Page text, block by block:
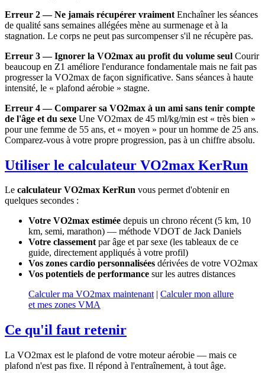
Erreur 2 — Ne jamais récupérer vraiment Enchaîner les séances
de qualité sans semaines allégées mène au surmenage et à la
stagnation. Le corps ne peut pas surcompenser s'il ne récupère pas.
Erreur 3 — Ignorer la VO2max au profit du volume seul Courir
beaucoup en Z1 améliore l'endurance fondamentale mais ne fait pas
progresser la VO2max de façon significative. Sans séances à haute
intensité, le « plafond aérobie » stagne.
Erreur 4 — Comparer sa VO2max à un ami sans tenir compte
de l'âge et du sexe Une VO2max de 45 ml/kg/min est « très bien »
pour une femme de 55 ans, et « moyen » pour un homme de 25 ans.
Comparez-vous à votre propre progression, pas à un chiffre absolu.
Utiliser le calculateur VO2max KerRun
Le calculateur VO2max KerRun vous permet d'obtenir en
quelques secondes :
Votre VO2max estimée depuis un chrono récent (5 km, 10
km, semi, marathon) — méthode VDOT de Jack Daniels
Votre classementpar âge et par sexe (les tableaux de ce
guide, directement appliqués à votre profil)
Vos zones cardio personnalisées dérivées de votre VO2max
Vos potentiels de performance sur les autres distances
Calculer ma VO2max maintenant| Calculer mon allure
et mes zones VMA
Ce qu'il faut retenir
La VO2max est le plafond de votre moteur aérobie — mais ce
plafond n'est pas fixe. Il répond à l'entraînement, à tout âge.